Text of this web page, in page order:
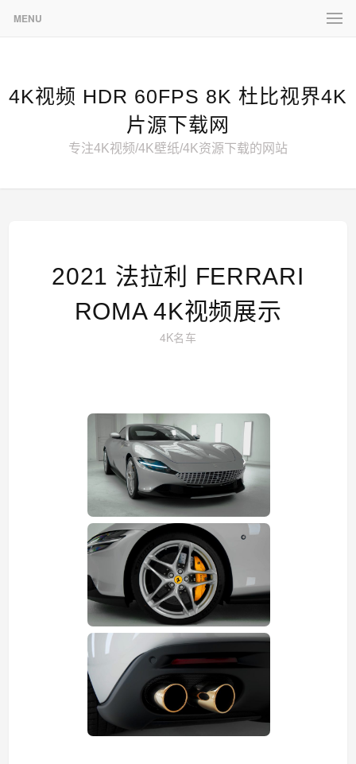
MENU
4K视频 HDR 60FPS 8K 杜比视界4K
片源下载网
专注4K视频/4K壁纸/4K资源下载的网站
2021 法拉利 FERRARI
ROMA 4K视频展示
4K名车